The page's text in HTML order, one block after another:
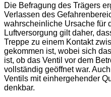
Die Befragung des Trägers
Verlassen des
wahrscheinliche Ursache für
Luftversorgung gilt daher,
Treppe zu einem Kontakt
gekommen ist, wobei sich
ist, ob das Ventil vor dem
vollständig geöffnet war.
Ventils mit einhergehender
denkbar.